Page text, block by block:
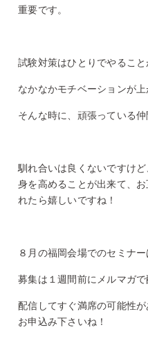
重要です。
試験対策はひとりでやること
なかなかモチベーションが
そんな時に、頑張っている
馴れ合いは良くないですけ
身を高めることが出来て、
れたら嬉しいですね！
８月の福岡会場でのセミナー
募集は１週間前にメルマガで
配信してすぐ満席の可能性
お申込み下さいね！